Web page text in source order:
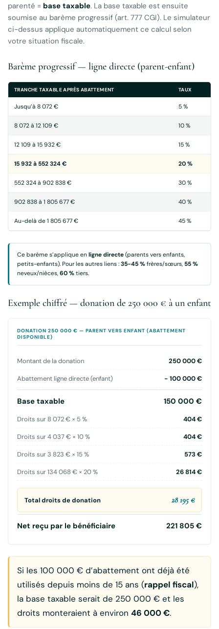
parenté = base taxable. La base taxable est ensuite
soumise au barème progressif (art. 777 CGI). Le simulateur
ci-dessus applique automatiquement ce calcul selon
votre situation fiscale.
Barème progressif — ligne directe (parent-enfant)
TRANCHE TAXABLE APRÈS ABATTEMENT TAUX
Jusqu’à 8 072 € 5 %
8 072 à 12 109 € 10 %
12 109 à 15 932 € 15 %
15 932 à 552 324 € 20 %
552 324 à 902 838 € 30 %
902 838 à 1 805 677 € 40 %
Au-delà de 1 805 677 € 45 %
Ce barème s’applique enligne directe(parents vers enfants,
petits-enfants). Pour les autres liens :35-45 %frères/sœurs, 55 %
neveux/nièces,60 %tiers.
Exemple chiffré — donation de 250 000 € à un enfant
DONATION 250 000 € — PARENT VERS ENFANT (ABATTEMENT
DISPONIBLE)
Montant de la donation 250 000 €
Abattement ligne directe (enfant) − 100 000 €
Base taxable 150 000 €
Droits sur 8 072 € × 5 % 404 €
Droits sur 4 037 € × 10 % 404 €
Droits sur 3 823 € × 15 % 573 €
Droits sur 134 068 € × 20 % 26 814 €
Total droits de donation 28 195 €
Net reçu par le bénéficiaire 221 805 €
Si les 100 000 € d’abattement ont déjà été
utilisés depuis moins de 15 ans (rappel fiscal),
la base taxable serait de 250 000 € et les
droits monteraient à environ 46 000 €.